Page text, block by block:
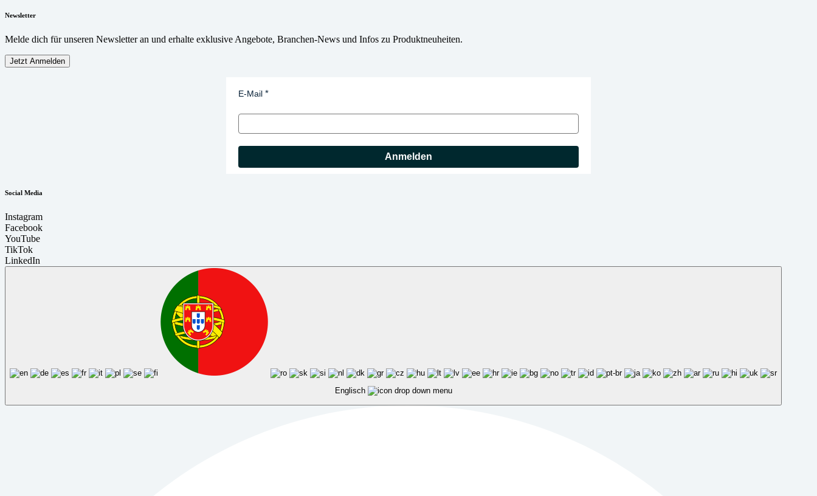
Newsletter
Melde dich für unseren Newsletter an und erhalte exklusive Angebote, Branchen-News und Infos zu Produktneuheiten.
Jetzt Anmelden
E-Mail
Anmelden
Social Media
Instagram
Facebook
YouTube
TikTok
LinkedIn
Englisch